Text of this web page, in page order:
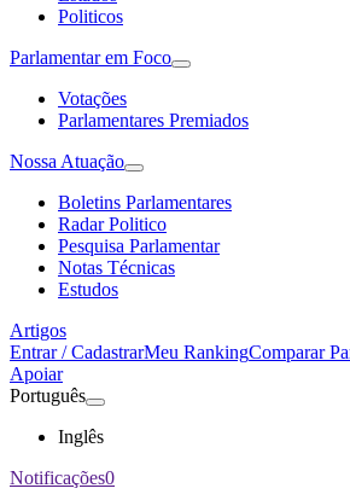
Politicos
Parlamentar em Foco
Votações
Parlamentares Premiados
Nossa Atuação
Boletins Parlamentares
Radar Politico
Pesquisa Parlamentar
Notas Técnicas
Estudos
Artigos
Entrar / CadastrarMeu RankingComparar
Apoiar
Português
Inglês
Notificações0